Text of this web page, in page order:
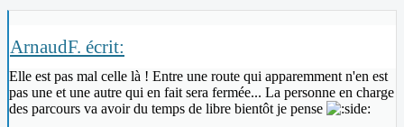
ArnaudF. écrit:
Elle est pas mal celle là ! Entre une route qui apparemment n'en est
pas une et une autre qui en fait sera fermée... La personne en charge
des parcours va avoir du temps de libre bientôt je pense